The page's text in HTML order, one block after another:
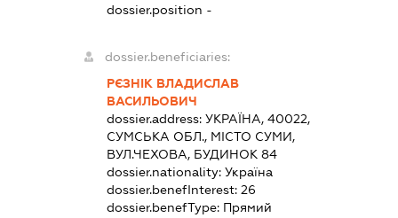
dossier.position -
dossier.beneficiaries:
РЄЗНІК ВЛАДИСЛАВ
ВАСИЛЬОВИЧ
dossier.address:УКРАЇНА, 40022,
СУМСЬКА ОБЛ., МІСТО СУМИ,
ВУЛ.ЧЕХОВА, БУДИНОК 84
dossier.nationality:Україна
dossier.benefInterest:26
dossier.benefType: Прямий